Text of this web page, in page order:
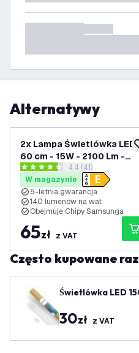
Alternatywy
2x Lampa Świetlówka LED
60 cm - 15W - 2100 Lm -
4000K - IP20otwórz panel
4.4 Gwiazdki oceny
4.4 (41)
W magazynie
5-letnia gwarancja
140 lumenów na wat
Obejmuje Chipy Samsunga
65zł z VAT
Często kupowane
Świetlówka LED
0K - 2400 Lm -
30zł z VAT